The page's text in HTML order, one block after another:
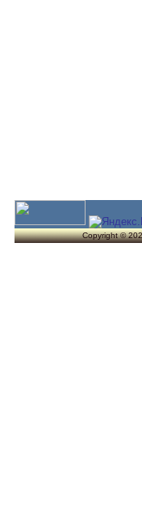
Copyright ©